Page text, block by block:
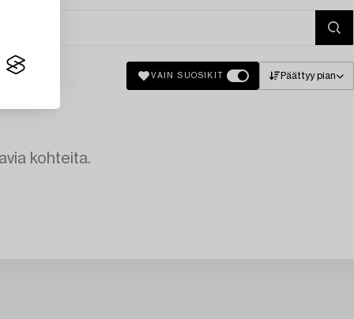
VAIN SUOSIKIT Päättyy pian
kohteita.